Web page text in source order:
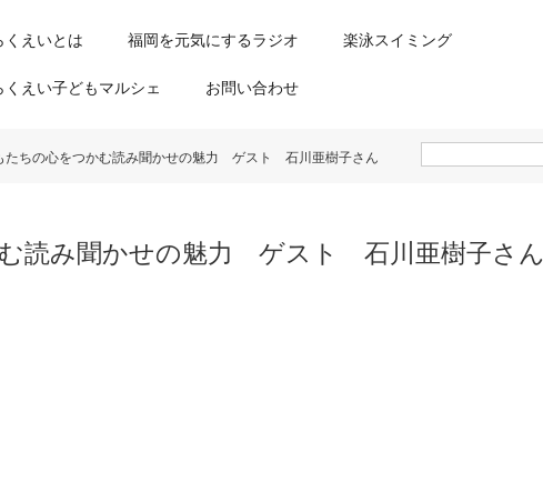
くえいとは 福岡を元気にするラジオ 楽泳スイミング
くえい子どもマルシェ お問い合わせ
たちの心をつかむ読み聞かせの魅力 ゲスト 石川亜樹子さん
読み聞かせの魅力 ゲスト 石川亜樹子さん